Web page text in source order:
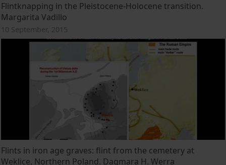
Flintknapping in the Pleistocene-Holocene transition.
Margarita Vadillo
10 September, 2015
Flints in iron age graves: flint from the cemetery at
Weklice, Northern Poland. Dagmara H. Werra